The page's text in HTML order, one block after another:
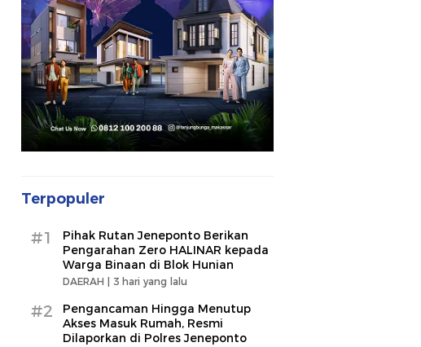
Terpopuler
#1
Pihak Rutan Jeneponto Berikan
Pengarahan Zero HALINAR kepada
Warga Binaan di Blok Hunian
DAERAH | 3 hari yang lalu
#2
Pengancaman Hingga Menutup
Akses Masuk Rumah, Resmi
Dilaporkan di Polres Jeneponto